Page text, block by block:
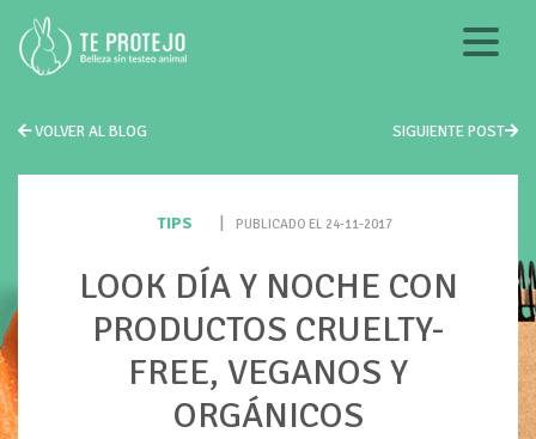
VOLVER AL BLOG SIGUIENTE POST
TIPS PUBLICADO EL 24-11-2017
LOOK DÍA Y NOCHE CON
PRODUCTOS CRUELTY-
FREE, VEGANOS Y
ORGÁNICOS